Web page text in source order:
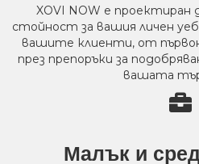
XOVI NOW е проектиран
стойност за вашия личен
вашите клиенти, от
през препоръки за
вашата
Малък и